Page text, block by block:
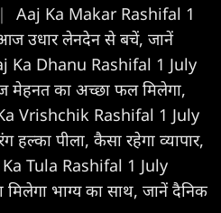
|
Aaj Ka Makar Rashifal 1
उधार लेनदेन से बचें, जानें
Ka Dhanu Rashifal 1 July
मेहनत का अच्छा फल मिलेगा,
Vrishchik Rashifal 1 July
हल्का पीला, कैसा रहेगा व्यापार,
Tula Rashifal 1 July
मिलेगा भाग्य का साथ, जानें दैनिक